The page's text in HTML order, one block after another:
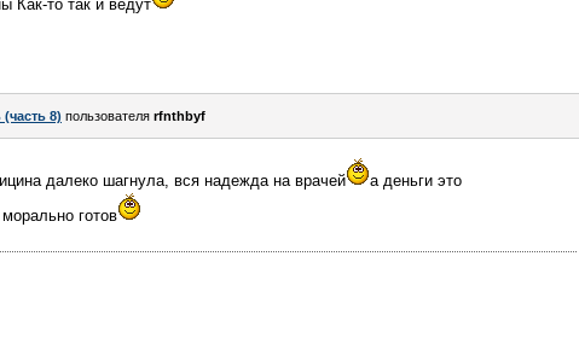
Как-то так и ведут
8) пользователя rfnthbyf
далеко шагнула, вся надежда на врачей
а деньги это
готов